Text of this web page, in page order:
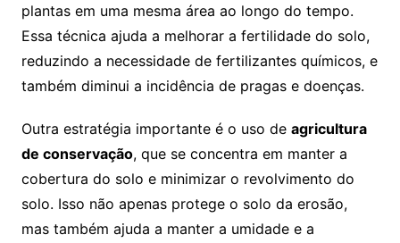
plantas em uma mesma área ao longo do tempo.
Essa técnica ajuda a melhorar a fertilidade do solo,
reduzindo a necessidade de fertilizantes químicos, e
também diminui a incidência de pragas e doenças.
Outra estratégia importante é o uso de agricultura
de conservação, que se concentra em manter a
cobertura do solo e minimizar o revolvimento do
solo. Isso não apenas protege o solo da erosão,
mas também ajuda a manter a umidade e a